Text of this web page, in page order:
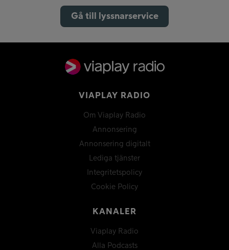
Gå till lyssnarservice
VIAPLAY RADIO
Om Viaplay Radio
Annonsering
Annonsering digitalt
Lediga tjänster
Integritetspolicy
Cookie Policy
KANALER
Viaplay Radio
Alla Podcasts